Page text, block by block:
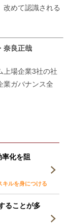
改めて認識される
奈良正哉
上場企業3社の社
業ガバナンス全
化を阻
キルを身につける
ることが多